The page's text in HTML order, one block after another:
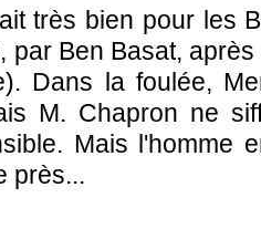
très bien pour les
par Ben Basat,
Dans la foulée,
M. Chapron ne
Mais l'homme
près...